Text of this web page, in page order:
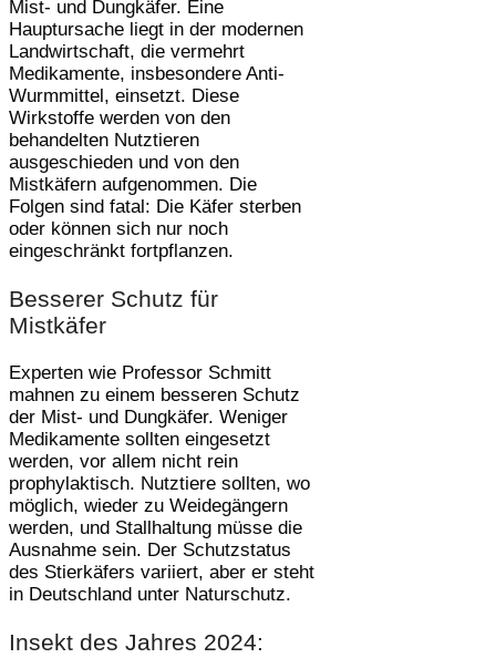
Mist- und Dungkäfer. Eine
Hauptursache liegt in der modernen
Landwirtschaft, die vermehrt
Medikamente, insbesondere Anti-
Wurmmittel, einsetzt. Diese
Wirkstoffe werden von den
behandelten Nutztieren
ausgeschieden und von den
Mistkäfern aufgenommen. Die
Folgen sind fatal: Die Käfer sterben
oder können sich nur noch
eingeschränkt fortpflanzen.
Besserer Schutz für
Mistkäfer
Experten wie Professor Schmitt
mahnen zu einem besseren Schutz
der Mist- und Dungkäfer. Weniger
Medikamente sollten eingesetzt
werden, vor allem nicht rein
prophylaktisch. Nutztiere sollten, wo
möglich, wieder zu Weidegängern
werden, und Stallhaltung müsse die
Ausnahme sein. Der Schutzstatus
des Stierkäfers variiert, aber er steht
in Deutschland unter Naturschutz.
Insekt des Jahres 2024: